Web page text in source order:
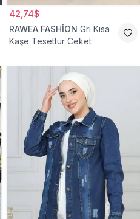
42,74$
RAWEA FASHİON Gri Kısa
Kaşe Tesettür Ceket